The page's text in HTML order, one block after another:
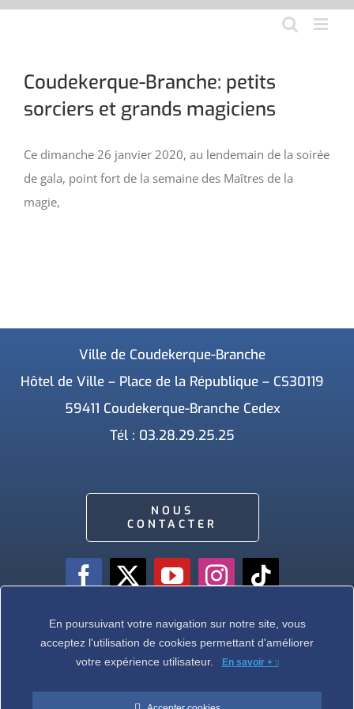
Aller
Coudekerque-Branche: petits
sorciers et grands magiciens
Ce dimanche 26 janvier 2020, au lendemain de la soirée
de gala, point fort de la semaine des Maîtres de la
magie,
Ville de Coudekerque-Branche
Hôtel de Ville – Place de la République – CS30119
59411 Coudekerque-Branche Cedex
Tél : 03.28.29.25.25
NOUS
CONTACTER
Ville de Coudekerque-Branche – Tous droits réservés © 2026 IMentions légales
IProtection vie privée
En poursuivant votre navigation sur notre site, vous
acceptez l'utilisation de cookies permettant d'améliorer
votre expérience utilisateur.
En savoir +